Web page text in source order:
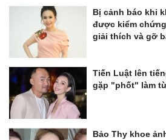
Bị cảnh báo khi
được kiểm
giải thích và gỡ
Tiến Luật lên
gặp "phốt" làm
Bảo Thy khoe